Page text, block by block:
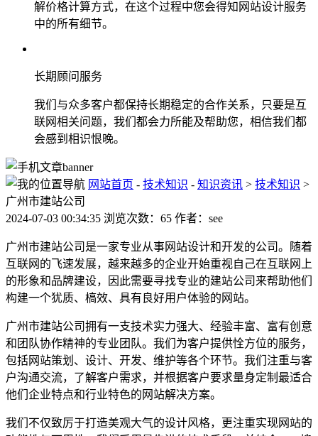
解价格计算方式，在这个过程中您会得知网站设计服务
中的所有细节。
长期顾问服务
我们与众多客户都保持长期稳定的合作关系，只要是互
联网相关问题，我们都会力所能及帮助您，相信我们都
会感到相识恨晚。
网站首页 - 技术知识 - 知识资讯 > 技术知识 >
广州市建站公司
2024-07-03 00:34:35 浏览次数：65 作者：see
广州市建站公司是一家专业从事网站设计和开发的公司。随着
互联网的飞速发展，越来越多的企业开始重视自己在互联网上
的形象和品牌建设，因此需要寻找专业的建站公司来帮助他们
构建一个犹质、槁效、具有良好用户体验的网站。
广州市建站公司拥有一支技术实力强大、经验丰富、富有创意
和团队协作精神的专业团队。我们为客户提供恮方位的服务，
包括网站策划、设计、开发、维护等各个环节。我们注重与客
户沟通交流，了解客户需求，并根据客户要求量身定制最适合
他们企业特点和行业特色的网站解决方案。
我们不仅致厉于打造美观大气的设计风格，更注重实现网站的